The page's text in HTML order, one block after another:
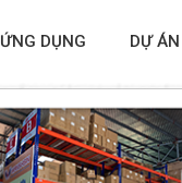
ỨNG DỤNG DỰ ÁN